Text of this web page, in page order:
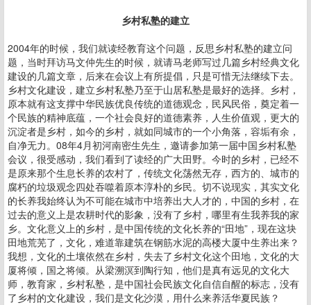
乡村私塾的建立
2004年的时候，我们就读经教育这个问题，反思乡村私塾的建立问
题，当时拜访马文仲先生的时候，就请马老师写过几篇乡村经典文化
建设的几篇文章，后来在会议上有所提倡，只是可惜无法继续下去。
乡村文化建设，建立乡村私塾乃至于山居私塾是最好的选择。乡村，
原本就有这支撑中华民族优良传统的道德观念，民风民俗，奠定着一
个民族的精神底蕴，一个社会良好的道德素养，人生价值观，更大的
沉淀者是乡村，如今的乡村，就如同城市的一个小角落，容垢有余，
自净无力。08年4月初河南密生先生，邀请参加第一届中国乡村私塾
会议，很受感动，我们看到了读经的广大田野。今时的乡村，已经不
是原来那个生息长养的农村了，传统文化荡然无存，西方的、城市的
腐朽的垃圾观念四处吞噬着原本淳朴的乡民。切不说现实，其实文化
的长养我始终认为不可能在城市中培养出大人才的，中国的乡村，在
过去的意义上是农耕时代的影象，没有了乡村，哪里有生我养我的家
乡。文化意义上的乡村，是中国传统的文化长养的“田地”，现在这块
田地荒芜了，文化，难道靠建筑在钢筋水泥的高楼大厦中生养出来？
我想，文化的土壤依然在乡村，失去了乡村文化这个田地，文化的大
厦将倾，国之将倾。从梁溯溟到陶行知，他们是真有远见的文化大
师，教育家，乡村私塾，是中国社会民族文化自信自醒的标志，没有
了乡村的文化建设，我们是文化沙漠，用什么来养活华夏民族？